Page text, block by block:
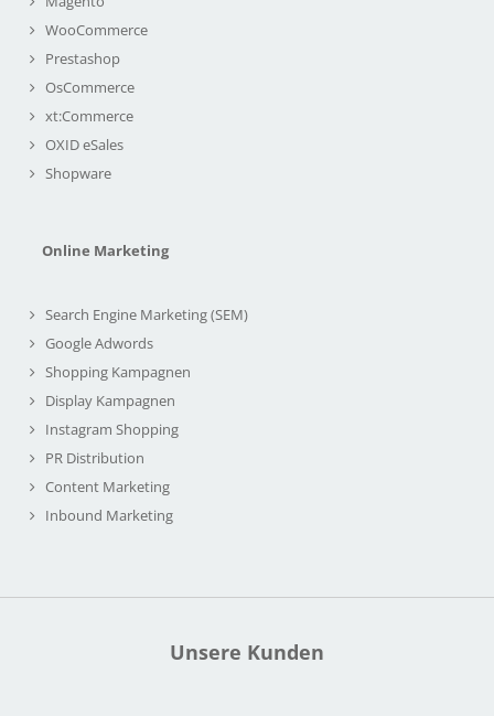
WooCommerce
Prestashop
OsCommerce
xt:Commerce
OXID eSales
Shopware
Online Marketing
Search Engine Marketing (SEM)
Google Adwords
Shopping Kampagnen
Display Kampagnen
Instagram Shopping
PR Distribution
Content Marketing
Inbound Marketing
Unsere Kunden